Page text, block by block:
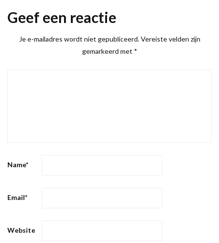
Geef een reactie
Je e-mailadres wordt niet gepubliceerd. Vereiste velden zijn
gemarkeerd met *
Name*
Email*
Website